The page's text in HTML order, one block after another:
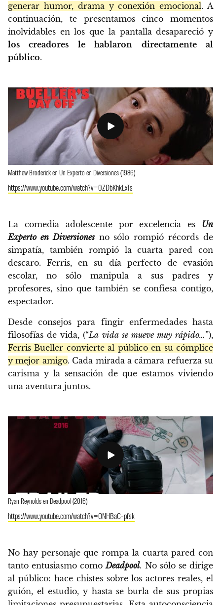
generar humor, drama y conexión emocional. A
continuación, te presentamos cinco momentos
inolvidables en los que la pantalla desapareció y
los creadores le hablaron directamente al
público.
Matthew Broderick en Un Experto en Diversiones (1986)
https://www.youtube.com/watch?v=0ZDbKhkLxTs
La comedia adolescente por excelencia es Un
Experto en Diversionesno sólo rompió récords de
simpatía, también rompió la cuarta pared con
descaro. Ferris, en su día perfecto de evasión
escolar, no sólo manipula a sus padres y
profesores, sino que también se confiesa contigo,
espectador.
Desde consejos para fingir enfermedades hasta
filosofías de vida, (“La vida se mueve muy rápido…”),
Ferris Bueller convierte al público en su cómplice
y mejor amigo. Cada mirada a cámara refuerza su
carisma y la sensación de que estamos viviendo
una aventura juntos.
Ryan Reynolds en Deadpool (2016)
https://www.youtube.com/watch?v=ONHBaC-pfsk
No hay personaje que rompa la cuarta pared con
tanto entusiasmo comoDeadpool. No sólo se dirige
al público: hace chistes sobre los actores reales, el
guión, el estudio, y hasta se burla de sus propias